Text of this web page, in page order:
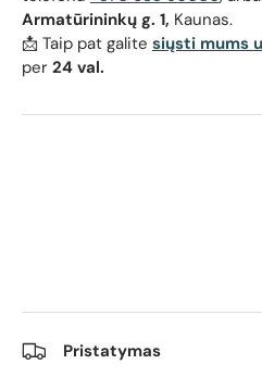
Armatūrininkų g. 1, Kaunas.
📩 Taip pat galite siųsti mums
per 24 val.
Pristatymas